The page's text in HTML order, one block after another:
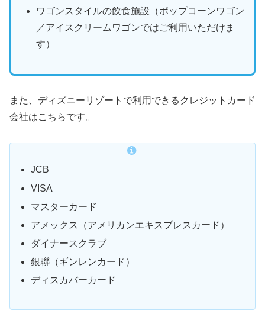
ワゴンスタイルの飲食施設（ポップコーンワゴン
／アイスクリームワゴンではご利用いただけま
す）
また、ディズニーリゾートで利用できるクレジットカード
会社はこちらです。
JCB
VISA
マスターカード
アメックス（アメリカンエキスプレスカード）
ダイナースクラブ
銀聯（ギンレンカード）
ディスカバーカード